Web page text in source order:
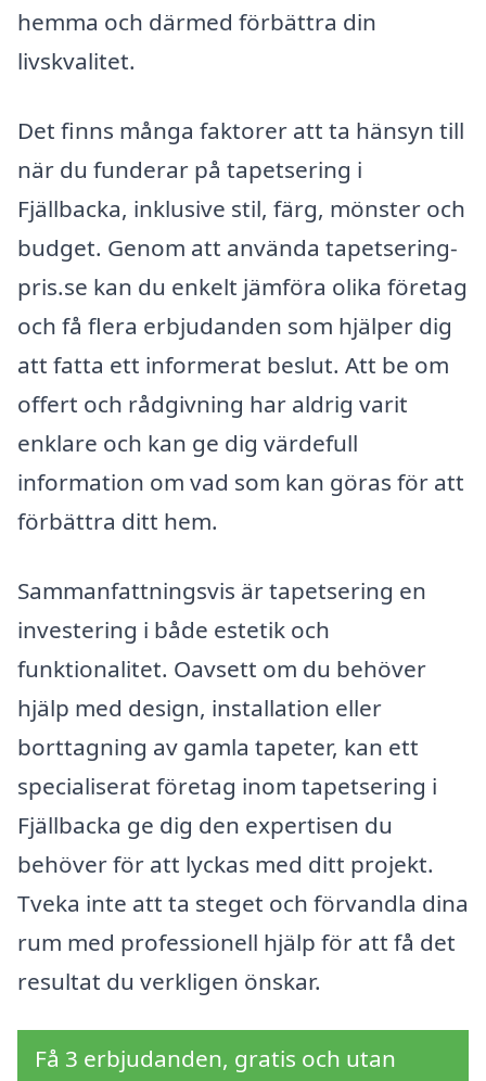
hemma och därmed förbättra din
livskvalitet.
Det finns många faktorer att ta hänsyn till
när du funderar på tapetsering i
Fjällbacka, inklusive stil, färg, mönster och
budget. Genom att använda tapetsering-
pris.se kan du enkelt jämföra olika företag
och få flera erbjudanden som hjälper dig
att fatta ett informerat beslut. Att be om
offert och rådgivning har aldrig varit
enklare och kan ge dig värdefull
information om vad som kan göras för att
förbättra ditt hem.
Sammanfattningsvis är tapetsering en
investering i både estetik och
funktionalitet. Oavsett om du behöver
hjälp med design, installation eller
borttagning av gamla tapeter, kan ett
specialiserat företag inom tapetsering i
Fjällbacka ge dig den expertisen du
behöver för att lyckas med ditt projekt.
Tveka inte att ta steget och förvandla dina
rum med professionell hjälp för att få det
resultat du verkligen önskar.
Få 3 erbjudanden, gratis och utan